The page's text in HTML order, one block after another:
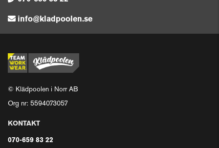
info@kladpoolen.se
© Klädpoolen i Norr AB
Org nr: 5594073057
KONTAKT
070-659 83 22